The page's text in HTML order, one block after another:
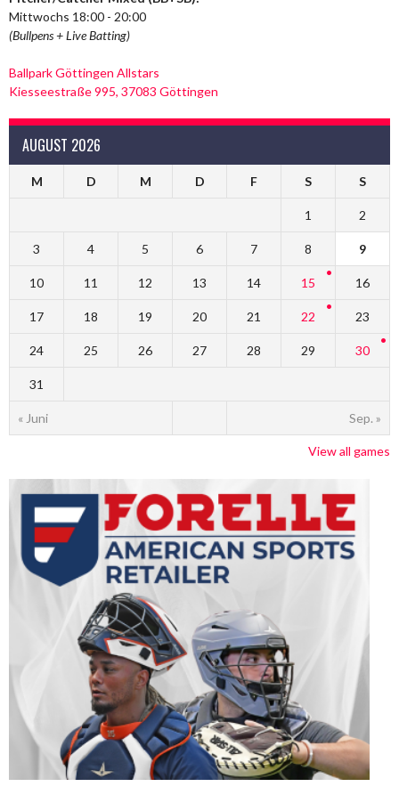
Mittwochs 18:00 - 20:00
(Bullpens + Live Batting)
Ballpark Göttingen Allstars
Kiesseestraße 995, 37083 Göttingen
AUGUST 2026
M D M D F S S
« Juni Sep. »
1 2
3 4 5 6 7 8 9
10 11 12 13 14 15 16
17 18 19 20 21 22 23
24 25 26 27 28 29 30
31
View all games